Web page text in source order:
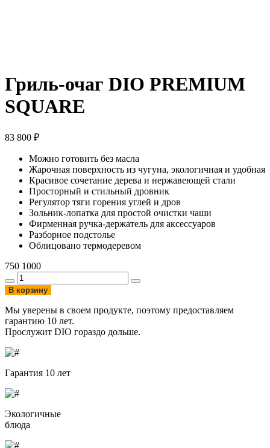
Гриль-очаг DIO PREMIUM
SQUARE
83 800 ₽
Можно готовить без масла
Жарочная поверхность из чугуна, экологичная и удобная
Красивое сочетание дерева и нержавеющей стали
Просторный и стильный дровник
Регулятор тяги горения углей и дров
Зольник-лопатка для простой очистки чаши
Фирменная ручка-держатель для аксессуаров
Разборное подстолье
Облицовано термодеревом
750 1000
В корзину
Мы уверены в своем продукте, поэтому предоставляем
гарантию 10 лет.
Прослужит DIO гораздо дольше.
Гарантия 10 лет
Экологичные
блюда